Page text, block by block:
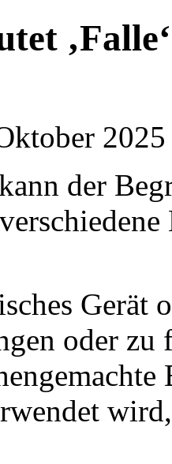
der
Gerät
oder zu